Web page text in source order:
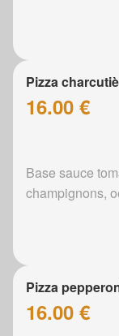
Pizza
16.00 €
Base sauce
champignons,
Pizza
16.00 €